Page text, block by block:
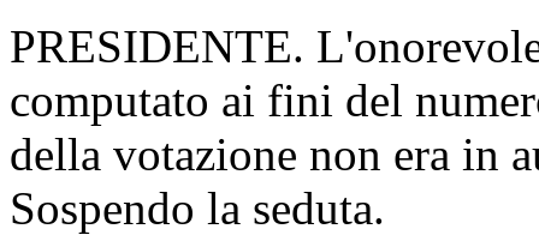
PRESIDENTE.
computato ai fini del
della votazione non era in
Sospendo la seduta.